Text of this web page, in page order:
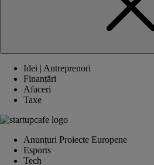
Idei | Antreprenori
Finanțări
Afaceri
Taxe
Anunțuri Proiecte Europene
Esports
Tech